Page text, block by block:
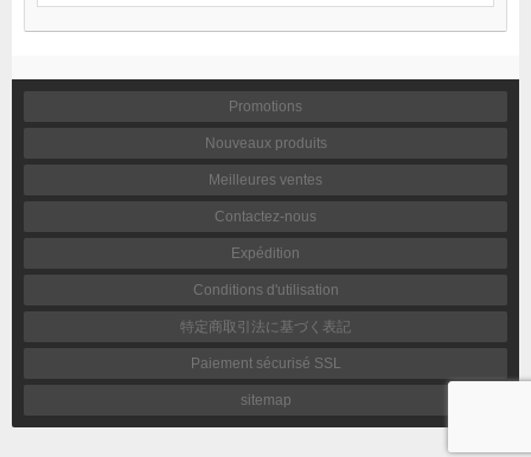
Promotions
Nouveaux produits
Meilleures ventes
Contactez-nous
Expédition
Conditions d'utilisation
特定商取引法に基づく表記
Paiement sécurisé SSL
sitemap